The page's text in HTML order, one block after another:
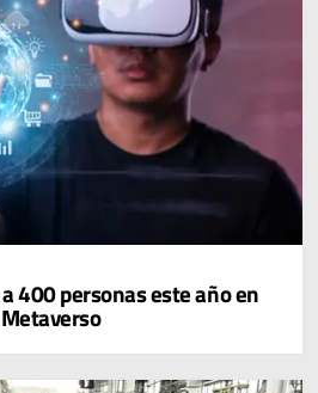
400 personas este año en